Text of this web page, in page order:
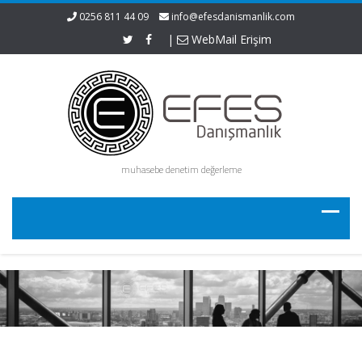
0256 811 44 09 info@efesdanismanlik.com
| WebMail Erişim
muhasebe denetim değerleme